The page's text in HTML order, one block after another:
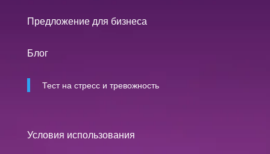
Предложение для бизнеса
Блог
Тест на стресс и тревожность
Условия использования